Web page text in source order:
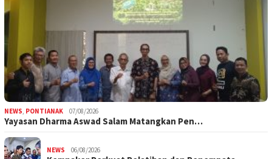
NEWS, PONTIANAK 07/08/2026
Yayasan Dharma Aswad Salam Matangkan Pen…
NEWS 06/08/2026